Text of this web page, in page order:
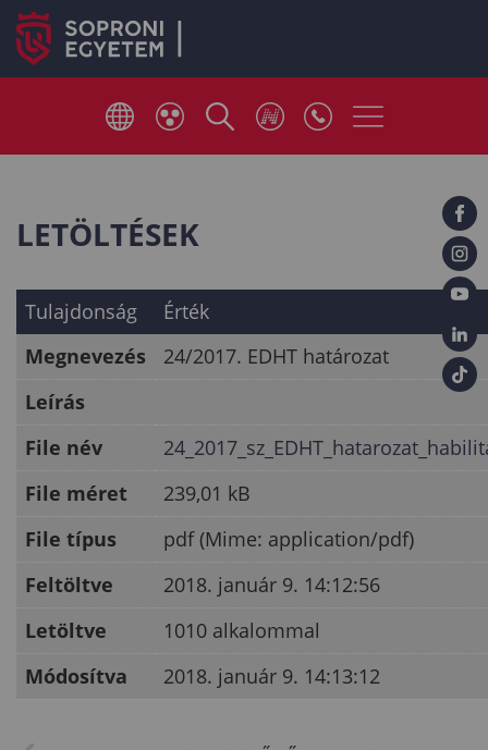
LETÖLTÉSEK
Tulajdonság
Érték
Megnevezés
24/2017. EDHT határozat
Leírás
File név
File méret
239,01 kB
File típus
pdf (Mime: application/pdf)
Feltöltve
2018. január 9. 14:12:56
Letöltve
1010 alkalommal
Módosítva
2018. január 9. 14:13:12